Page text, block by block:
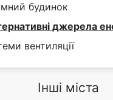
будинок
джерела
вентиляції
Інші міста